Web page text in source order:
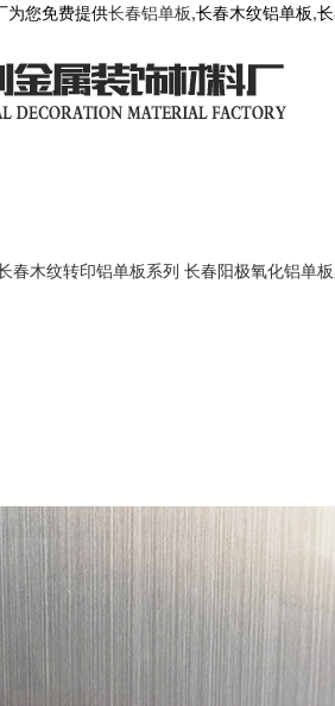
为您免费提供长春铝单板,长春木纹铝单板,
春木纹转印铝单板系列 长春阳极氧化铝单